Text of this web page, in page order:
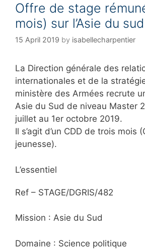
o
i
e
Offre de stage
mois) sur l’Asie du
15 April 2019 by isabellecharpentier
La Direction générale des
internationales et de la
ministère des Armées recrute
Asie du Sud de niveau Master
juillet au 1er octobre 2019.
Il s’agit d’un CDD de trois mois
jeunesse).
L’essentiel
Ref – STAGE/DGRIS/482
Mission : Asie du Sud
Domaine : Science politique